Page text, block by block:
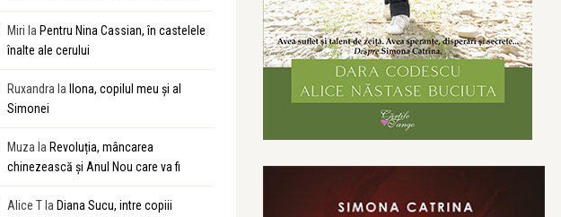
Miri la Pentru Nina Cassian, în castelele
înalte ale cerului
Ruxandra la
Ilona, copilul meu și al
Simonei
Muza la Revoluția, mâncarea
chinezească și Anul Nou care va fi
Alice T la Diana Sucu, intre copiii